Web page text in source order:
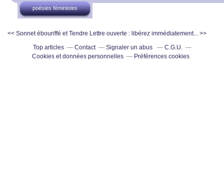
poésies féministes
<< Sonnet ébouriffé et Tendre Lettre ouverte : libérez immédiatement... >>
Top articles
Contact Signaler un abus
C.G.U.
Cookies et données personnelles
Préférences cookies